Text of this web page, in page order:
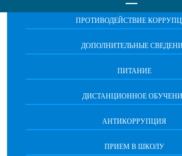
ПРОТИВОДЕЙСТВИЕ
ДОПОЛНИТЕЛЬНЫЕ
ПИТАНИЕ
ДИСТАНЦИОННОЕ
АНТИКОРРУПЦИЯ
ПРИЕМ В ШКОЛУ